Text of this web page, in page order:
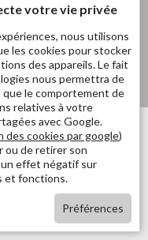
Issoire
votre vie privée
nous utilisons
les cookies pour stocker
des appareils. Le fait
nous permettra de
le comportement de
relatives à votre
avec Google.
des cookies par google)
ou de retirer son
effet négatif sur
et fonctions.
Préférences